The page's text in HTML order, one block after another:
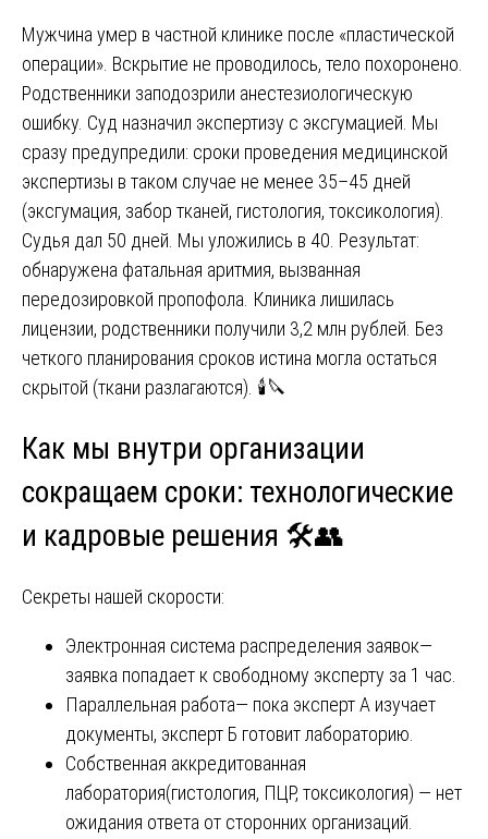
Мужчина умер в частной клинике после «пластической
операции». Вскрытие не проводилось, тело похоронено.
Родственники заподозрили анестезиологическую
ошибку. Суд назначил экспертизу с эксгумацией. Мы
сразу предупредили: сроки проведения медицинской
экспертизы в таком случае не менее 35–45 дней
(эксгумация, забор тканей, гистология, токсикология).
Судья дал 50 дней. Мы уложились в 40. Результат:
обнаружена фатальная аритмия, вызванная
передозировкой пропофола. Клиника лишилась
лицензии, родственники получили 3,2 млн рублей. Без
четкого планирования сроков истина могла остаться
скрытой (ткани разлагаются). 🕯️🔪
Как мы внутри организации
сокращаем сроки: технологические
и кадровые решения 🛠️👥
Секреты нашей скорости:
Электронная система распределения заявок—
заявка попадает к свободному эксперту за 1 час.
Параллельная работа— пока эксперт А изучает
документы, эксперт Б готовит лабораторию.
Собственная аккредитованная
лаборатория(гистология, ПЦР, токсикология) — нет
ожидания ответа от сторонних организаций.